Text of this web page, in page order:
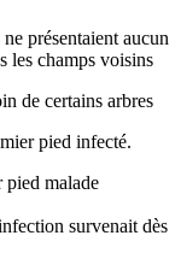
ne présentaient aucun
les champs voisins
de certains arbres
pied infecté.
pied malade
survenait dès